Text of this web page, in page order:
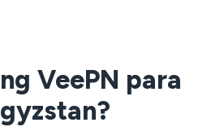
VeePN para